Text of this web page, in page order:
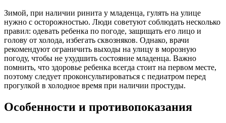
Зимой, при наличии ринита у младенца, гулять на улице
нужно с осторожностью. Люди советуют соблюдать несколько
правил: одевать ребенка по погоде, защищать его лицо и
голову от холода, избегать сквозняков. Однако, врачи
рекомендуют ограничить выходы на улицу в морозную
погоду, чтобы не ухудшить состояние младенца. Важно
помнить, что здоровье ребенка всегда стоит на первом месте,
поэтому следует проконсультироваться с педиатром перед
прогулкой в холодное время при наличии простуды.
Особенности и противопоказания